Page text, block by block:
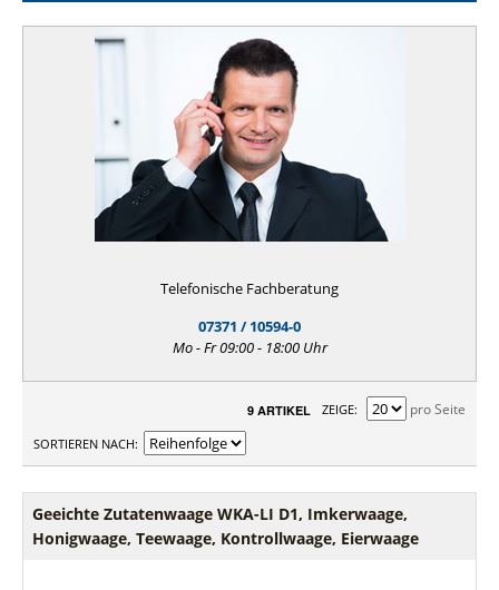
Telefonische Fachberatung
07371 / 10594-0
Mo - Fr 09:00 - 18:00 Uhr
9 ARTIKEL ZEIGE pro Seite
SORTIEREN NACH
Geeichte Zutatenwaage WKA-LI D1, Imkerwaage,
Honigwaage, Teewaage, Kontrollwaage, Eierwaage